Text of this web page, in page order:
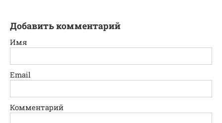
Добавить комментарий
Имя
Email
Комментарий